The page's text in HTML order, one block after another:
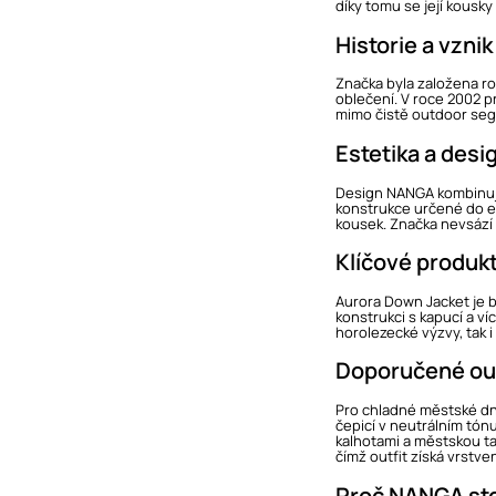
díky tomu se její
Historie a vznik
Značka byla založena
oblečení. V roce 2002
mimo čistě outdoor
Estetika a
Design NANGA
konstrukce určené do
kousek. Značka
Klíčové
Aurora Down Jacket je
konstrukci s kapucí a
horolezecké výzvy, tak
Doporučené
Pro chladné městské
čepicí v neutrálním
kalhotami a městskou
čímž outfit získá